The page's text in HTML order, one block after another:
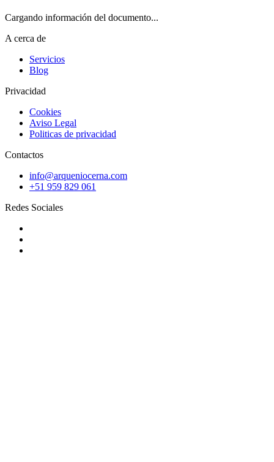
Cargando información del documento...
A cerca de
Servicios
Blog
Privacidad
Cookies
Aviso Legal
Politicas de privacidad
Contactos
info@arqueniocerna.com
+51 959 829 061
Redes Sociales